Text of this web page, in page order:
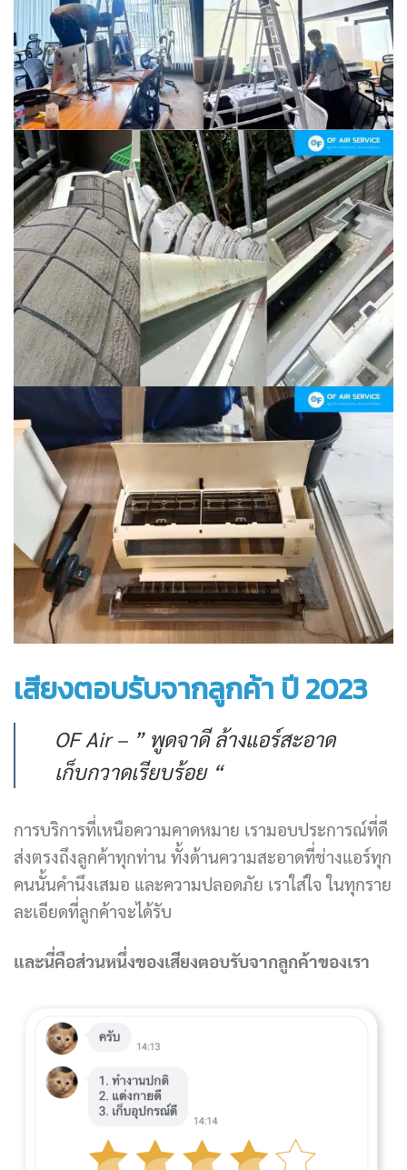
เสียงตอบรับจากลูกค้า ปี 2023
OF Air – ” พูดจาดี ล้างแอร์สะอาด
เก็บกวาดเรียบร้อย “
การบริการที่เหนือความคาดหมาย เรามอบประการณ์ที่ดี
ส่งตรงถึงลูกค้าทุกท่าน ทั้งด้านความสะอาดที่ช่างแอร์ทุก
คนนั้นคำนึงเสมอ และความปลอดภัย เราใส่ใจ ในทุกราย
ละเอียดที่ลูกค้าจะได้รับ
และนี่คือส่วนหนึ่งของเสียงตอบรับจากลูกค้าของเรา